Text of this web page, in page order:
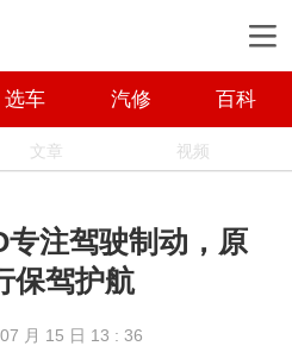
选车 汽修 百科
文章 视频
注驾驶制动，原
保驾护航
月 15 日 13 : 36